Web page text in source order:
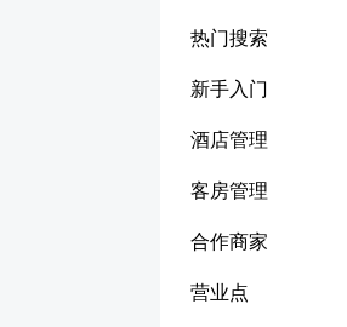
热门搜索
新手入门
酒店管理
客房管理
合作商家
营业点